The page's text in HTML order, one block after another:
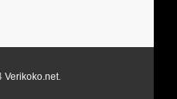
Verikoko.net.